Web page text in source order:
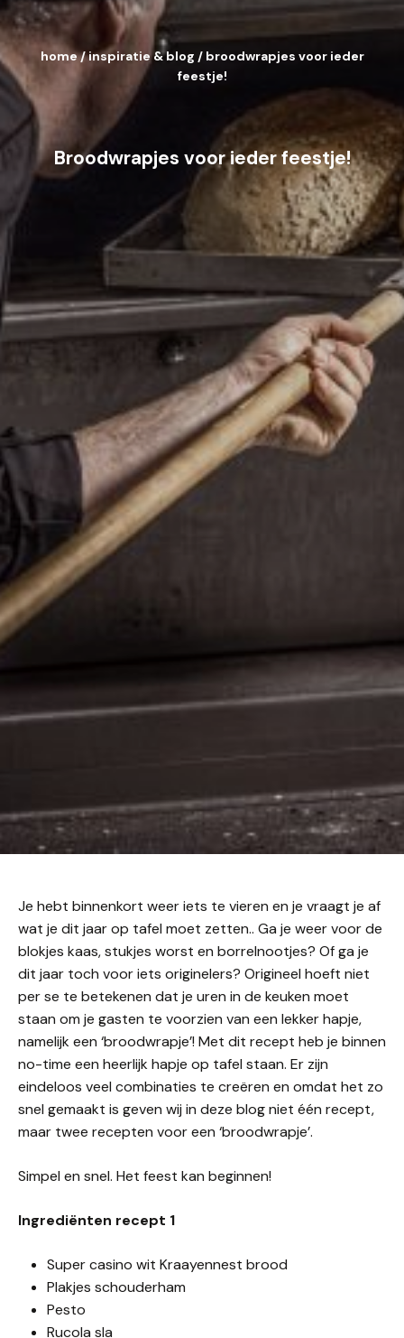
Broodwrapjes voor ieder feestje!
home/inspiratie & blog / broodwrapjes voor ieder
feestje!
Je hebt binnenkort weer iets te vieren en je vraagt je af
wat je dit jaar op tafel moet zetten.. Ga je weer voor de
blokjes kaas, stukjes worst en borrelnootjes? Of ga je
dit jaar toch voor iets originelers? Origineel hoeft niet
per se te betekenen dat je uren in de keuken moet
staan om je gasten te voorzien van een lekker hapje,
namelijk een ‘broodwrapje’! Met dit recept heb je binnen
no-time een heerlijk hapje op tafel staan. Er zijn
eindeloos veel combinaties te creëren en omdat het zo
snel gemaakt is geven wij in deze blog niet één recept,
maar twee recepten voor een ‘broodwrapje’.
Simpel en snel. Het feest kan beginnen!
Ingrediënten recept 1
Super casino wit Kraayennest brood
Plakjes schouderham
Pesto
Rucola sla